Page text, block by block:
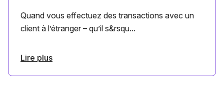
Quand vous effectuez des transactions avec un
client à l’étranger – qu’il s&rsqu...
Lire plus